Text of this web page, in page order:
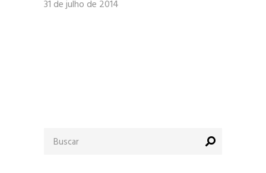
31 de julho de 2014
por: